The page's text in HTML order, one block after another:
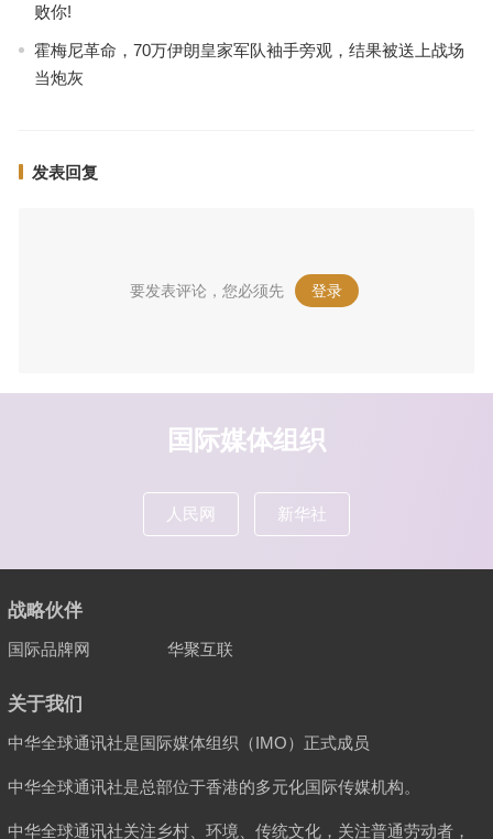
败你!
霍梅尼革命，70万伊朗皇家军队袖手旁观，结果被送上战场
当炮灰
发表回复
要发表评论，您必须先 登录 。
国际媒体组织
人民网 新华社
战略伙伴
国际品牌网 华聚互联
关于我们
中华全球通讯社是国际媒体组织（IMO）正式成员
中华全球通讯社是总部位于香港的多元化国际传媒机构。
中华全球通讯社关注乡村、环境、传统文化，关注普通劳动者，